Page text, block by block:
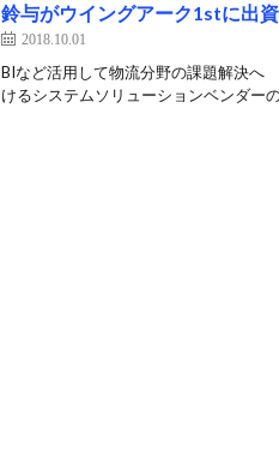
鈴与がウイングアーク1stに出
2018.10.01
BIなど活用して物流分野の課題解決
けるシステムソリューションベンダー